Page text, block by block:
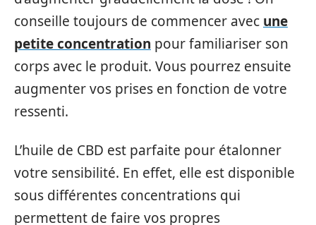
conseille toujours de commencer avec une
petite concentration pour familiariser son
corps avec le produit. Vous pourrez ensuite
augmenter vos prises en fonction de votre
ressenti.
L’huile de CBD est parfaite pour étalonner
votre sensibilité. En effet, elle est disponible
sous différentes concentrations qui
permettent de faire vos propres